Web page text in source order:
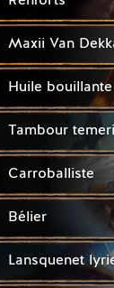
Maxii Van
Huile bouillante
Tambour
Carroballiste
Bélier
Lansquenet